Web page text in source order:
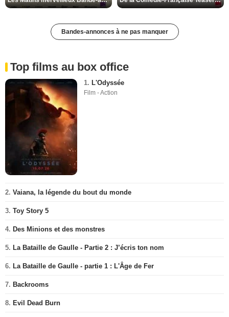
Bandes-annonces à ne pas manquer
Top films au box office
1. L'Odyssée
Film - Action
2. Vaiana, la légende du bout du monde
3. Toy Story 5
4. Des Minions et des monstres
5. La Bataille de Gaulle - Partie 2 : J’écris ton nom
6. La Bataille de Gaulle - partie 1 : L'Âge de Fer
7. Backrooms
8. Evil Dead Burn